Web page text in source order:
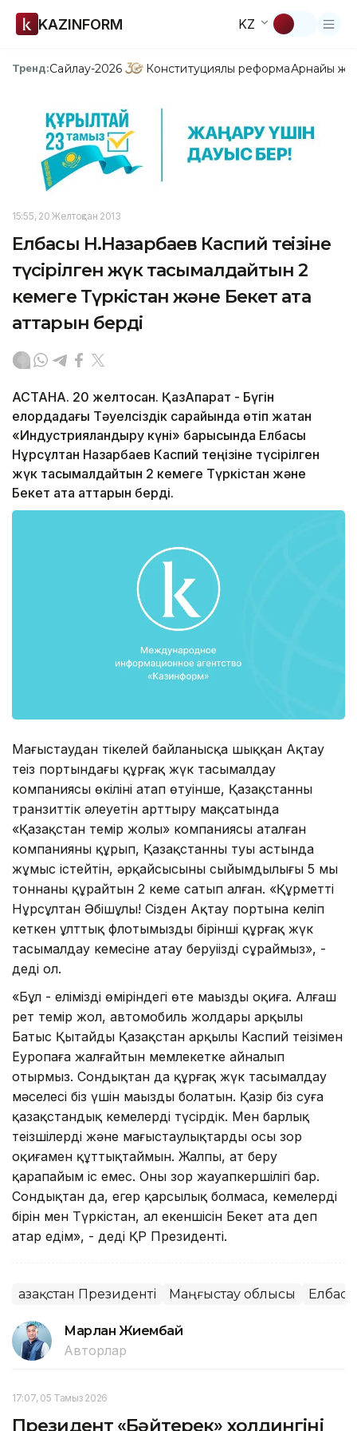
KAZINFORM KZ
Тренд:Сайлау-2026 Конституциялық реформаАрнайы
15:55, 20 Желтоқсан 2013
Елбасы Н.Назарбаев Каспий теңізіне
түсірілген жүк тасымалдайтын 2
кемеге Түркістан және Бекет ата
аттарын берді
АСТАНА. 20 желтоқсан. ҚазАқпарат - Бүгін
елордадағы Тәуелсіздік сарайында өтіп жатқан
«Индустрияландыру күні» барысында Елбасы
Нұрсұлтан Назарбаев Каспий теңізіне түсірілген
жүк тасымалдайтын 2 кемеге Түркістан және
Бекет ата аттарын берді.
Маңғыстаудан тікелей байланысқа шыққан Ақтау
теңіз портындағы құрғақ жүк тасымалдау
компаниясы өкілінің атап өтуінше, Қазақстанның
транзиттік әлеуетін арттыру мақсатында
«Қазақстан темір жолы» компаниясы аталған
компанияны құрып, Қазақстанның туы астында
жұмыс істейтін, әрқайсысының сыйымдылығы 5 мың
тоннаны құрайтын 2 кеме сатып алған. «Құрметті
Нұрсұлтан Әбішұлы! Сізден Ақтау портына келіп
кеткен ұлттық флотымыздың бірінші құрғақ жүк
тасымалдау кемесіне атау беруіңізді сұраймыз», -
деді ол.
«Бұл - еліміздің өміріндегі өте маңызды оқиға. Алғаш
рет темір жол, автомобиль жолдары арқылы
Батыс Қытайды Қазақстан арқылы Каспий теңізімен
Еуропаға жалғайтын мемлекетке айналып
отырмыз. Сондықтан да құрғақ жүк тасымалдау
мәселесі біз үшін маңызды болатын. Қазір біз суға
қазақстандық кемелерді түсірдік. Мен барлық
теңізшілерді және маңғыстаулықтарды осы зор
оқиғамен құттықтаймын. Жалпы, ат беру
қарапайым іс емес. Оның зор жауапкершілігі бар.
Сондықтан да, егер қарсылық болмаса, кемелердің
бірін мен Түркістан, ал екеншісін Бекет ата деп
атар едім», - деді ҚР Президенті.
Қазақстан Президенті Маңғыстау облысы Елбасы
Марлан Жиембай
Авторлар
17:07, 05 Тамыз 2026
Президент «Бәйтерек» холдингінің